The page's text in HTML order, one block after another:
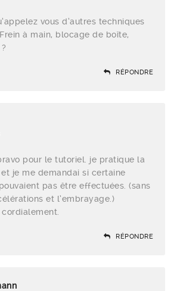
vous d’autres techniques
à main, blocage de boîte,
RÉPONDRE
pour le tutoriel. je pratique la
je me demandai si certaine
pas être effectuées. (sans
et l’embrayage.)
cordialement.
RÉPONDRE